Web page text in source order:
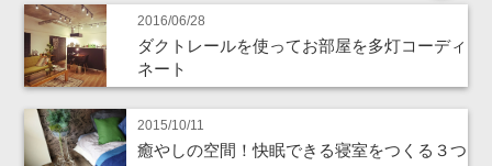
2016/06/28
ダクトレールを使ってお部屋を多灯コーディ
ネート
2015/10/11
癒やしの空間！快眠できる寝室をつくる３つ